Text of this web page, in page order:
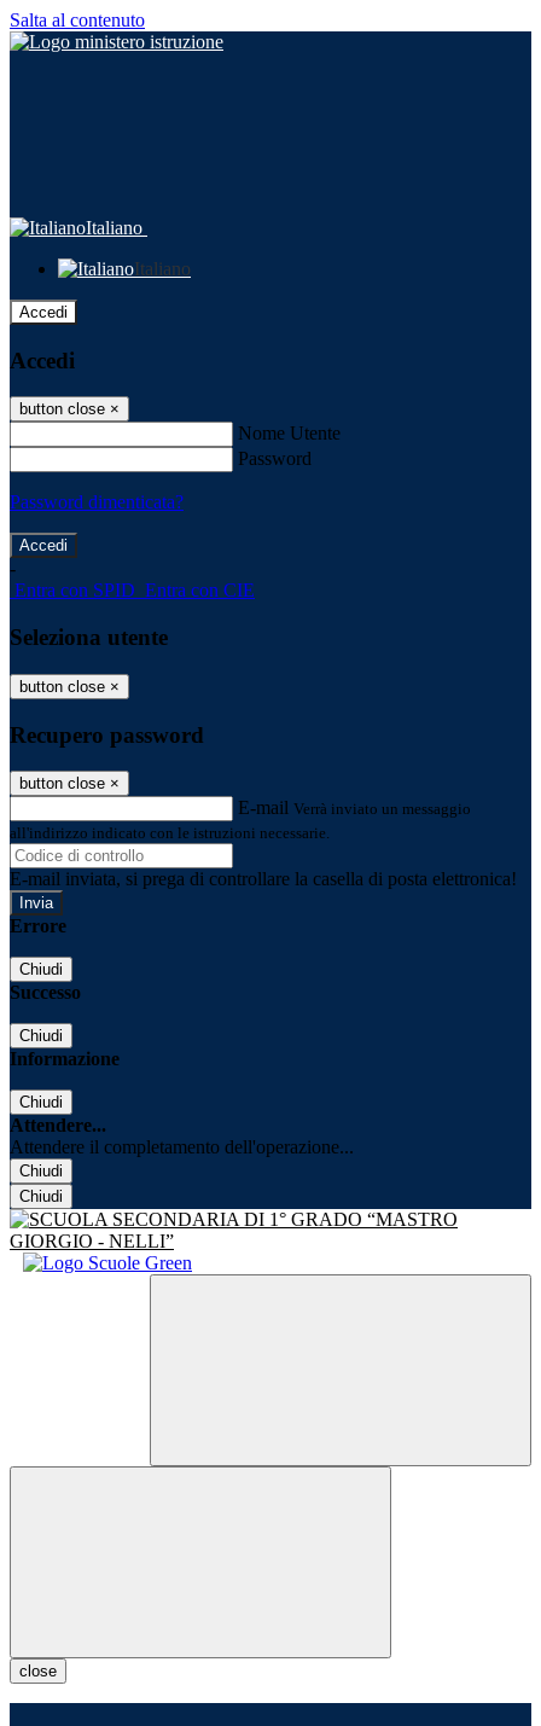
Salta al contenuto
Italiano
Italiano
Accedi
Accedi
button close ×
Nome Utente
Password
Password dimenticata?
-
Entra con SPID Entra con CIE
Seleziona utente
button close ×
Recupero password
button close ×
E-mail Verrà inviato un messaggio
all'indirizzo indicato con le istruzioni necessarie.
E-mail inviata, si prega di controllare la casella di posta elettronica!
Errore
Chiudi
Successo
Chiudi
Informazione
Chiudi
Attendere...
Attendere il completamento dell'operazione...
Chiudi
Chiudi
close